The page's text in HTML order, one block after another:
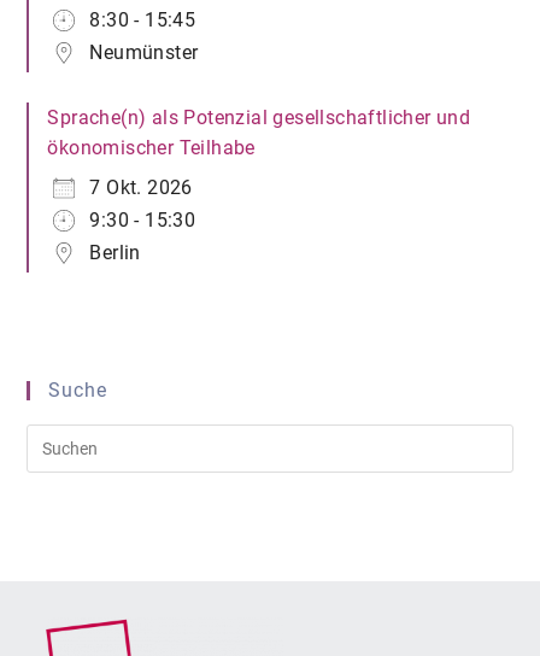
8:30 - 15:45
Neumünster
Sprache(n) als Potenzial gesellschaftlicher und
ökonomischer Teilhabe
7 Okt. 2026
9:30 - 15:30
Berlin
Suche